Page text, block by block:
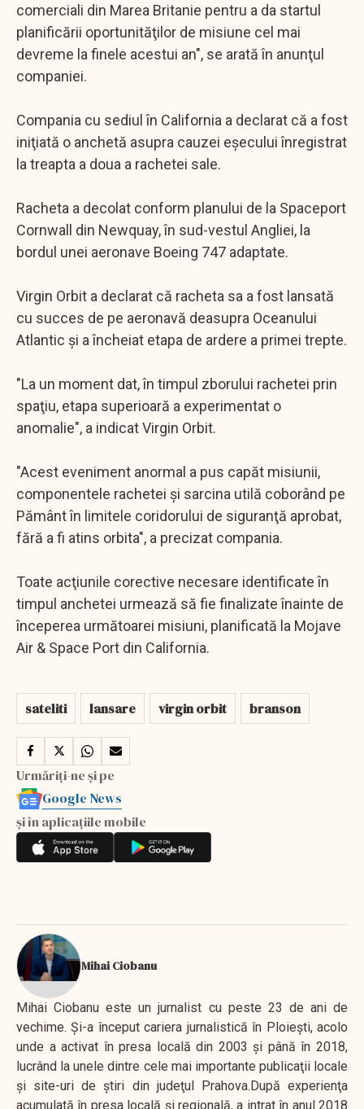
comerciali din Marea Britanie pentru a da startul
planificării oportunităţilor de misiune cel mai
devreme la finele acestui an", se arată în anunţul
companiei.
Compania cu sediul în California a declarat că a fost
iniţiată o anchetă asupra cauzei eşecului înregistrat
la treapta a doua a rachetei sale.
Racheta a decolat conform planului de la Spaceport
Cornwall din Newquay, în sud-vestul Angliei, la
bordul unei aeronave Boeing 747 adaptate.
Virgin Orbit a declarat că racheta sa a fost lansată
cu succes de pe aeronavă deasupra Oceanului
Atlantic şi a încheiat etapa de ardere a primei trepte.
"La un moment dat, în timpul zborului rachetei prin
spaţiu, etapa superioară a experimentat o
anomalie", a indicat Virgin Orbit.
"Acest eveniment anormal a pus capăt misiunii,
componentele rachetei şi sarcina utilă coborând pe
Pământ în limitele coridorului de siguranţă aprobat,
fără a fi atins orbita", a precizat compania.
Toate acţiunile corective necesare identificate în
timpul anchetei urmează să fie finalizate înainte de
începerea următoarei misiuni, planificată la Mojave
Air & Space Port din California.
sateliti lansare virgin orbit branson
Urmăriți-ne și pe
Google News
și în aplicațiile mobile
Mihai Ciobanu
Mihai Ciobanu este un jurnalist cu peste 23 de ani de
vechime. Şi-a început cariera jurnalistică în Ploieşti, acolo
unde a activat în presa locală din 2003 şi până în 2018,
lucrând la unele dintre cele mai importante publicaţii locale
şi site-uri de ştiri din judeţul Prahova.După experienţa
acumulată în presa locală şi regională, a intrat în anul 2018